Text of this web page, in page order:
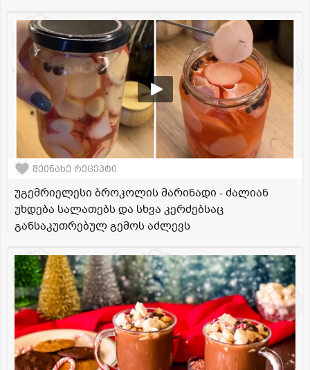
შეინახე რეცეპტი
უგემრიელესი ბროკოლის მარინადი - ძალიან
უხდება სალათებს და სხვა კერძებსაც
განსაკუთრებულ გემოს აძლევს